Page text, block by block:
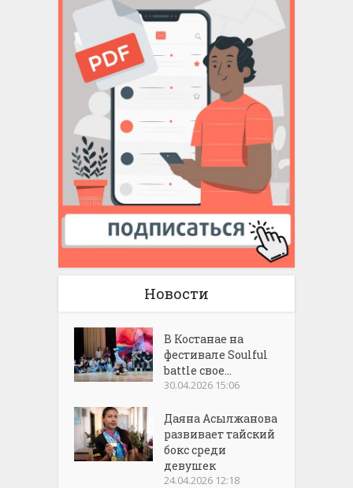
Новости
В Костанае на
фестивале Soulful
battle свое...
30.04.2026 15:06
Даяна Асылжанова
развивает тайский
бокс среди
девушек
24.04.2026 12:18